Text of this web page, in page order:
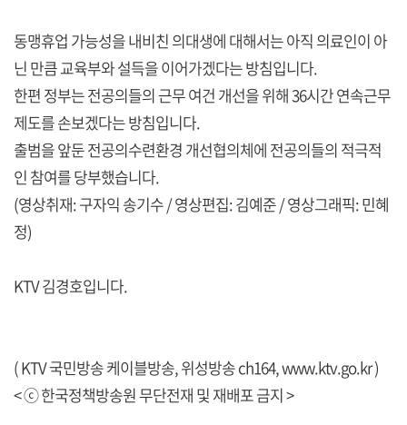
동맹휴업 가능성을 내비친 의대생에 대해서는 아직 의료인이 아
닌 만큼 교육부와 설득을 이어가겠다는 방침입니다.
한편 정부는 전공의들의 근무 여건 개선을 위해 36시간 연속근무
제도를 손보겠다는 방침입니다.
출범을 앞둔 전공의수련환경 개선협의체에 전공의들의 적극적
인 참여를 당부했습니다.
(영상취재: 구자익 송기수 / 영상편집: 김예준 / 영상그래픽: 민혜
정)
KTV 김경호입니다.
( KTV 국민방송 케이블방송, 위성방송 ch164,www.ktv.go.kr)
< ⓒ 한국정책방송원 무단전재 및 재배포 금지 >